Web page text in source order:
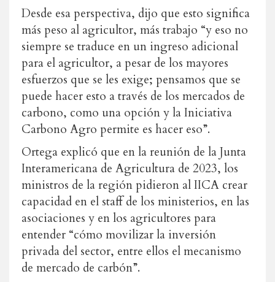
Desde esa perspectiva, dijo que esto significa
más peso al agricultor, más trabajo “y eso no
siempre se traduce en un ingreso adicional
para el agricultor, a pesar de los mayores
esfuerzos que se les exige; pensamos que se
puede hacer esto a través de los mercados de
carbono, como una opción y la Iniciativa
Carbono Agro permite es hacer eso”.
Ortega explicó que en la reunión de la Junta
Interamericana de Agricultura de 2023, los
ministros de la región pidieron al IICA crear
capacidad en el staff de los ministerios, en las
asociaciones y en los agricultores para
entender “cómo movilizar la inversión
privada del sector, entre ellos el mecanismo
de mercado de carbón”.